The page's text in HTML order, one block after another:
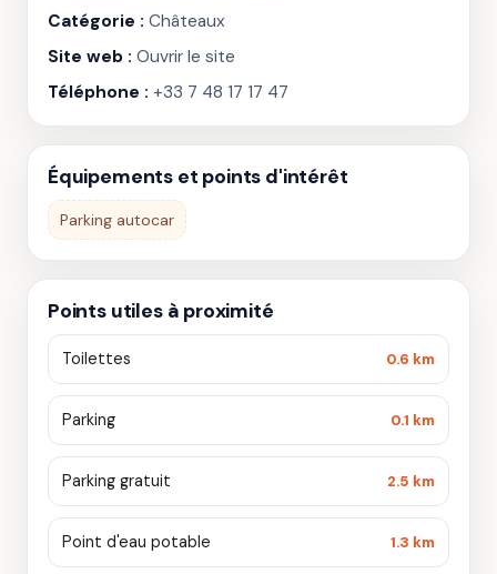
Catégorie : Châteaux
Site web : Ouvrir le site
Téléphone : +33 7 48 17 17 47
Équipements et points d'intérêt
Parking autocar
Points utiles à proximité
Toilettes 0.6 km
Parking 0.1 km
Parking gratuit 2.5 km
Point d'eau potable 1.3 km